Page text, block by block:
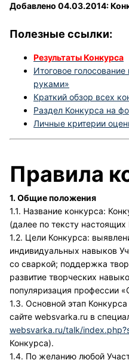
Добавлено 04.03.2014:
Полезные ссылки:
Результаты Конкурса
Итоговое
руками»
Краткий обзор всех
Раздел Конкурса на
Личные критерии
Правила
1. Общие положения
1.1. Название конкурса:
(далее по тексту
1.2. Цели Конкурса:
индивидуальных навыков
со сваркой; поддержка
развитие творческих
популяризация профессии
1.3. Основной этап
сайте websvarka.ru в
websvarka.ru/talk/
Конкурса).
1.4. По желанию любой